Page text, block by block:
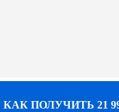
КАК ПОЛУЧИТЬ 21